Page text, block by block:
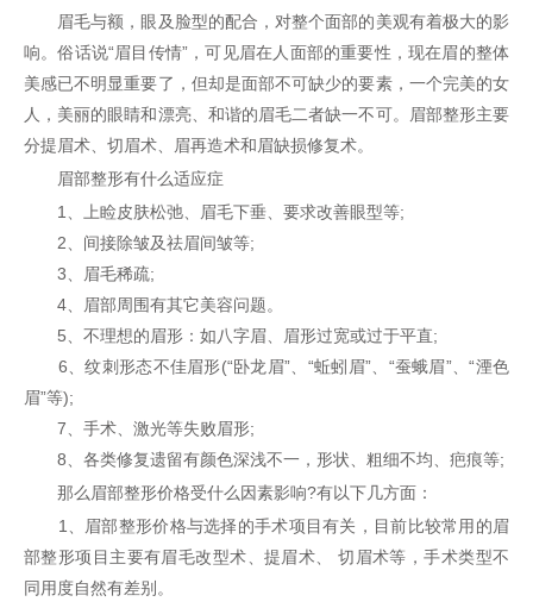
眉毛与额，眼及脸型的配合，对整个面部的美观有着极大的影
响。俗话说“眉目传情”，可见眉在人面部的重要性，现在眉的整体
美感已不明显重要了，但却是面部不可缺少的要素，一个完美的女
人，美丽的眼睛和漂亮、和谐的眉毛二者缺一不可。眉部整形主要
分提眉术、切眉术、眉再造术和眉缺损修复术。
眉部整形有什么适应症
1、上睑皮肤松弛、眉毛下垂、要求改善眼型等;
2、间接除皱及祛眉间皱等;
3、眉毛稀疏;
4、眉部周围有其它美容问题。
5、不理想的眉形：如八字眉、眉形过宽或过于平直;
6、纹刺形态不佳眉形(“卧龙眉”、“蚯蚓眉”、“蚕蛾眉”、“湮色
眉”等);
7、手术、激光等失败眉形;
8、各类修复遗留有颜色深浅不一，形状、粗细不均、疤痕等;
那么眉部整形价格受什么因素影响?有以下几方面：
1、眉部整形价格与选择的手术项目有关，目前比较常用的眉
部整形项目主要有眉毛改型术、提眉术、 切眉术等，手术类型不
同用度自然有差别。